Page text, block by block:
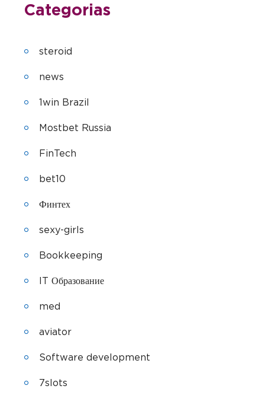
Categorias
steroid
news
1win Brazil
Mostbet Russia
FinTech
bet10
Финтех
sexy-girls
Bookkeeping
IT Образование
med
aviator
Software development
7slots